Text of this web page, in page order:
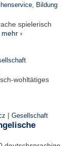
, Bildung
spielerisch
mehr ›
wohltätiges
| Gesellschaft